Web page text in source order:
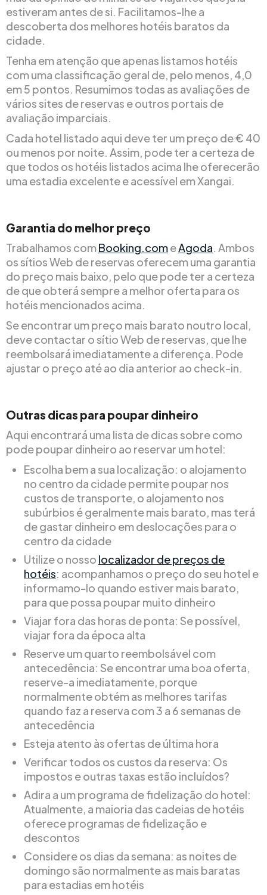
estiveram antes de si. Facilitamos-lhe a
descoberta dos melhores hotéis baratos da
cidade.
Tenha em atenção que apenas listamos hotéis
com uma classificação geral de, pelo menos, 4,0
em 5 pontos. Resumimos todas as avaliações de
vários sites de reservas e outros portais de
avaliação imparciais.
Cada hotel listado aqui deve ter um preço de € 40
ou menos por noite. Assim, pode ter a certeza de
que todos os hotéis listados acima lhe oferecerão
uma estadia excelente e acessível em Xangai.
Garantia do melhor preço
Trabalhamos comBooking.comeAgoda. Ambos
os sítios Web de reservas oferecem uma garantia
do preço mais baixo, pelo que pode ter a certeza
de que obterá sempre a melhor oferta para os
hotéis mencionados acima.
Se encontrar um preço mais barato noutro local,
deve contactar o sítio Web de reservas, que lhe
reembolsará imediatamente a diferença. Pode
ajustar o preço até ao dia anterior ao check-in.
Outras dicas para poupar dinheiro
Aqui encontrará uma lista de dicas sobre como
pode poupar dinheiro ao reservar um hotel:
Escolha bem a sua localização: o alojamento
no centro da cidade permite poupar nos
custos de transporte, o alojamento nos
subúrbios é geralmente mais barato, mas terá
de gastar dinheiro em deslocações para o
centro da cidade
Utilize o nosso localizador de preços de
hotéis: acompanhamos o preço do seu hotel e
informamo-lo quando estiver mais barato,
para que possa poupar muito dinheiro
Viajar fora das horas de ponta: Se possível,
viajar fora da época alta
Reserve um quarto reembolsável com
antecedência: Se encontrar uma boa oferta,
reserve-a imediatamente, porque
normalmente obtém as melhores tarifas
quando faz a reserva com 3 a 6 semanas de
antecedência
Esteja atento às ofertas de última hora
Verificar todos os custos da reserva: Os
impostos e outras taxas estão incluídos?
Adira a um programa de fidelização do hotel:
Atualmente, a maioria das cadeias de hotéis
oferece programas de fidelização e
descontos
Considere os dias da semana: as noites de
domingo são normalmente as mais baratas
para estadias em hotéis